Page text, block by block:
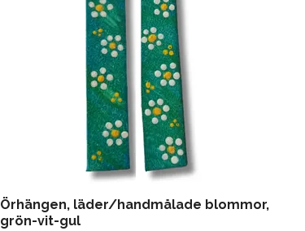
Örhängen, läder/handmålade blommor,
grön-vit-gul